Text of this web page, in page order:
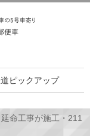
ピックアップ
命工事が施工・211